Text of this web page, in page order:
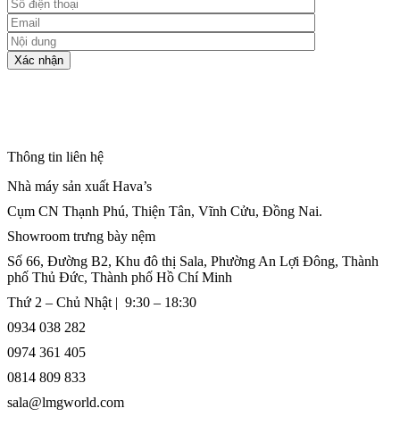
Thông tin liên hệ
Nhà máy sản xuất Hava’s
Cụm CN Thạnh Phú, Thiện Tân, Vĩnh Cửu, Đồng Nai.
Showroom trưng bày nệm
Số 66, Đường B2, Khu đô thị Sala, Phường An Lợi Đông, Thành
phố Thủ Đức, Thành phố Hồ Chí Minh
Thứ 2 – Chủ Nhật | 9:30 – 18:30
0934 038 282
0974 361 405
0814 809 833
sala@lmgworld.com